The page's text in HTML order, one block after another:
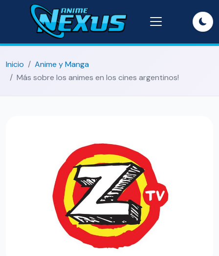
Inicio
Anime y Manga
Más sobre los animes en los cines argentinos!